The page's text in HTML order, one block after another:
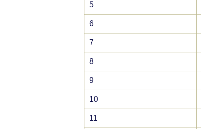
5
6
7
8
9
10
11